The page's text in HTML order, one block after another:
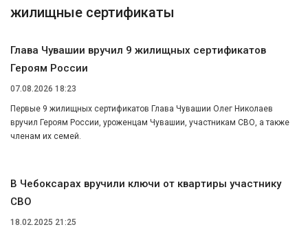
жилищные сертификаты
Глава Чувашии вручил 9 жилищных сертификатов
Героям России
07.08.2026 18:23
Первые 9 жилищных сертификатов Глава Чувашии Олег Николаев
вручил Героям России, уроженцам Чувашии, участникам СВО, а также
членам их семей.
В Чебоксарах вручили ключи от квартиры участнику
СВО
18.02.2025 21:25